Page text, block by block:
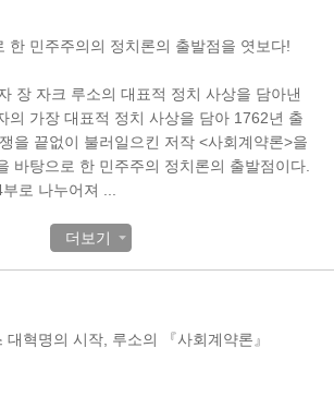
한 민주주의의 정치론의 출발점을 엿보다!
장 자크 루소의 대표적 정치 사상을 담아낸
의 가장 대표적 정치 사상을 담아 1762년 출
을 끝없이 불러일으킨 저작 <사회계약론>을
바탕으로 한 민주주의 정치론의 출발점이다.
로 나누어져
더보기
혁명의 시작, 루소의 『사회계약론』